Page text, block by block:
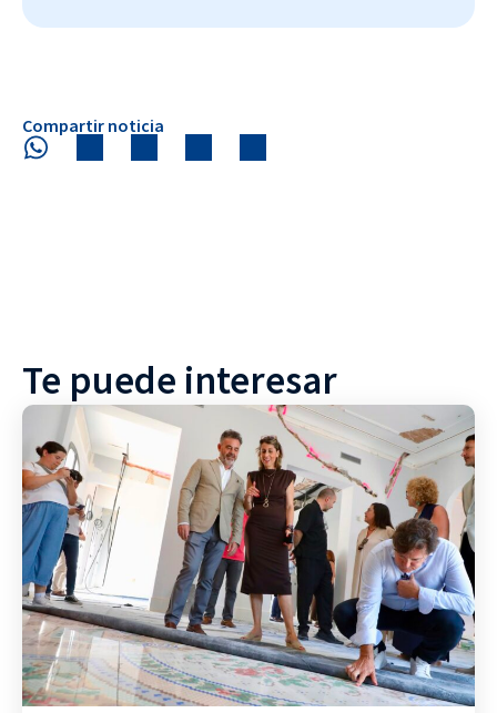
Compartir noticia
Te puede interesar